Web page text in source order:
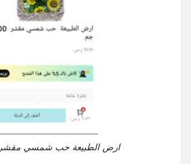
ارض الطبيعة حب شمسي مقشر